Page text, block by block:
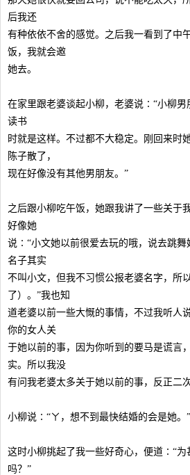
后我还
有种依依不舍的感觉。之后我一看到了中
饭，我就会邀
她去。
在家里跟老婆谈起小柳，老婆说∶“小柳男
读书
时就是这样。不过都不大稳定。刚回来时
陈子散了，
现在好像没有其他男朋友。”
之后跟小柳吃午饭，她跟我讲了一些关于
好像她
说∶“小文她以前很爱去玩的哦，说去跳舞
名子其实
不叫小文，但我不习惯公报老婆名字，所
了）。”我也知
道老婆以前一些大慨的事情，不过我听人
你的女人关
于她以前的事，因为你听到的要马是谎言
实。所以我没
有问我老婆太多关于她以前的事，反正二
小柳说∶“ㄚ，想不到最快结婚的会是她。”
这时小柳挑起了我一些好奇心，便道∶“为
吗？”